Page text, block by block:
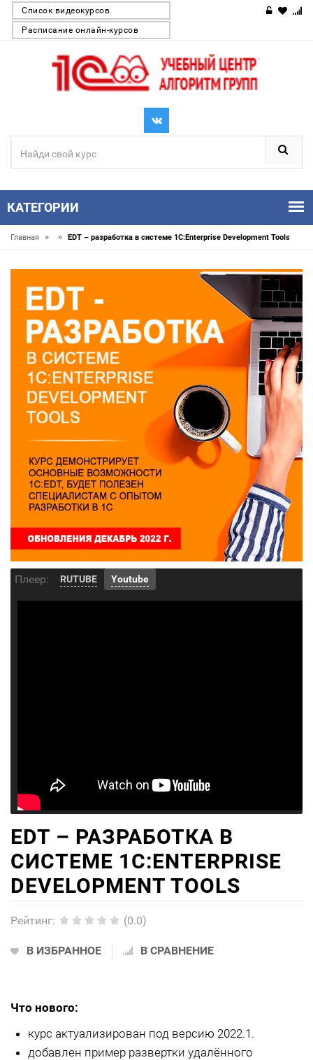
Список видеокурсов
Расписание онлайн-курсов
КАТЕГОРИИ
Главная » » EDT – разработка в системе 1C:Enterprise Development Tools
Плеер: RUTUBE Youtube
EDT – РАЗРАБОТКА В
СИСТЕМЕ 1C:ENTERPRISE
DEVELOPMENT TOOLS
Рейтинг: (0.0)
В ИЗБРАННОЕ В СРАВНЕНИЕ
Что нового:
курс актуализирован под версию 2022.1.
добавлен пример развертки удалённого